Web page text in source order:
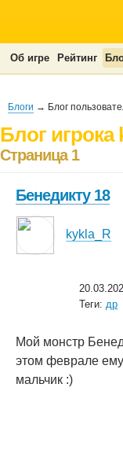
Об игре Рейтинг
Блоги → Блог
Блог игрока
Страница 1
Бенедикту 18
kykla_R
Теги: др
Мой монстр
этом феврале
мальчик :)